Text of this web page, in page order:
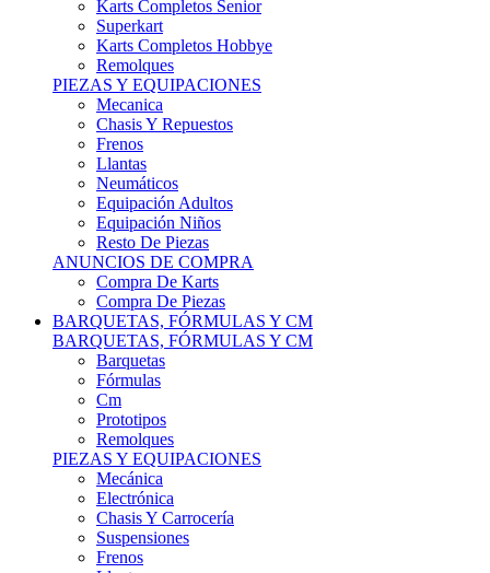
Karts Completos Hobbye
Remolques
PIEZAS Y EQUIPACIONES
Mecanica
Chasis Y Repuestos
Frenos
Llantas
Neumáticos
Equipación Adultos
Equipación Niños
Resto De Piezas
ANUNCIOS DE COMPRA
Compra De Karts
Compra De Piezas
BARQUETAS, FÓRMULAS Y CM
BARQUETAS, FÓRMULAS Y CM
Barquetas
Fórmulas
Cm
Prototipos
Remolques
PIEZAS Y EQUIPACIONES
Mecánica
Electrónica
Chasis Y Carrocería
Suspensiones
Frenos
Llantas
Neumáticos